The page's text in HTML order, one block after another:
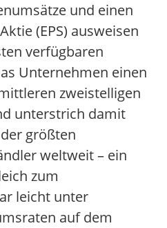
und einen
(EPS) ausweisen
verfügbaren
Unternehmen einen
zweistelligen
unterstrich damit
größten
weltweit – ein
zum
leicht unter
auf dem